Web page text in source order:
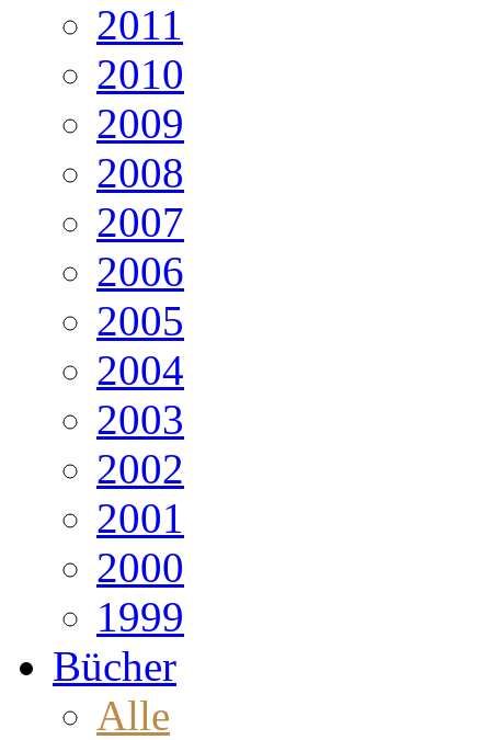
2011
2010
2009
2008
2007
2006
2005
2004
2003
2002
2001
2000
1999
Bücher
Alle